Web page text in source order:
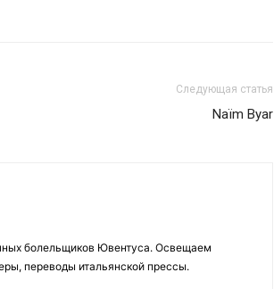
Следующая статья
Naïm Byar
болельщиков Ювентуса. Освещаем
переводы итальянской прессы.